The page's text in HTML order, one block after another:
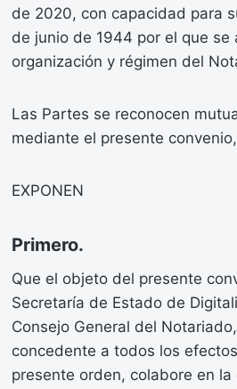
de 2020, con capacidad para
de junio de 1944 por el que
organización y régimen del
Las Partes se reconocen
mediante el presente
EXPONEN
Primero.
Que el objeto del presente
Secretaría de Estado de
Consejo General del
concedente a todos los
presente orden, colabore en